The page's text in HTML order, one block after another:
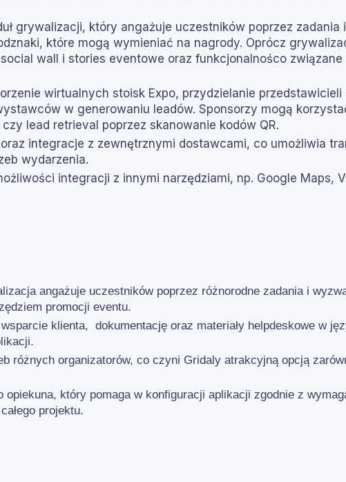
grywalizacji, który angażuje uczestników poprzez zadania i
które mogą wymieniać na nagrody. Oprócz
wall i stories eventowe oraz funkcjonalnośco związane
wirtualnych stoisk Expo, przydzielanie przedstawicieli
w generowaniu leadów. Sponsorzy mogą
lead retrieval poprzez skanowanie kodów QR.
integracje z zewnętrznymi dostawcami, co umożliwia
wydarzenia.
integracji z innymi narzędziami, np. Google Maps,
angażuje uczestników poprzez różnorodne zadania i
promocji eventu.
klienta, dokumentację oraz materiały helpdeskowe w
różnych organizatorów, co czyni Gridaly atrakcyjną opcją
który pomaga w konfiguracji aplikacji zgodnie z
projektu.